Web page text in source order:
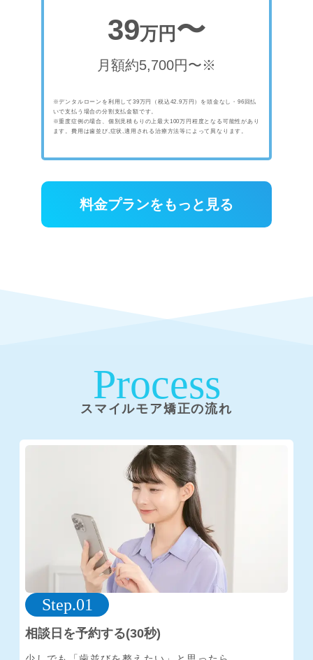
39万円 〜
月額約5,700円〜※
※デンタルローンを利用して39万円（税込42.9万円）を頭金なし・96回払
いで支払う場合の分割支払金額です。
※重度症例の場合、個別見積もりの上最大100万円程度となる可能性があり
ます。費用は歯並び,症状,適用される治療方法等によって異なります。
料金プランをもっと見る
Process
スマイルモア矯正の流れ
Step.01
相談日を予約する(30秒)